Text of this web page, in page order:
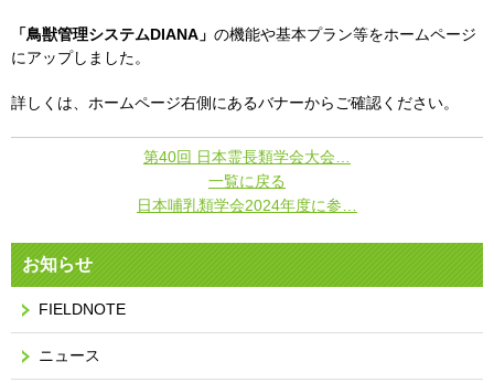
「鳥獣管理システムDIANA」 の機能や基本プラン等をホームページ
にアップしました。
詳しくは、ホームページ右側にあるバナーからご確認ください。
第40回 日本霊長類学会大会…
一覧に戻る
日本哺乳類学会2024年度に参…
お知らせ
FIELDNOTE
ニュース